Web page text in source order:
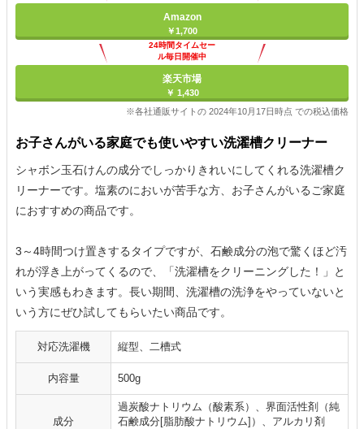
Amazon
￥1,700
24時間タイムセー
ル毎日開催中
楽天市場
￥ 1,430
※各社通販サイトの 2024年10月17日時点 での税込価格
お子さんがいる家庭でも使いやすい洗濯槽クリーナー
シャボン玉石けんの成分でしっかりきれいにしてくれる洗濯槽ク
リーナーです。塩素のにおいが苦手な方、お子さんがいるご家庭
におすすめの商品です。
3～4時間つけ置きするタイプですが、石鹸成分の泡で驚くほど汚
れが浮き上がってくるので、「洗濯槽をクリーニングした！」と
いう実感もわきます。長い期間、洗濯槽の洗浄をやっていないと
いう方にぜひ試してもらいたい商品です。
対応洗濯機 縦型、二槽式
内容量 500g
成分
過炭酸ナトリウム（酸素系）、界面活性剤（純
石鹸成分[脂肪酸ナトリウム]）、アルカリ剤